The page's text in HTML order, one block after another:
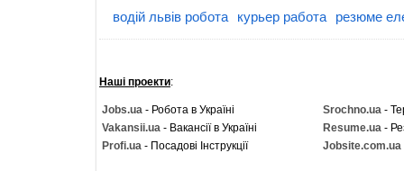
водій львів робота
курьер работа резюме
Наші проекти:
Jobs.ua - Робота в Україні Srochno.ua -
Vakansii.ua - Вакансії в Україні Resume.ua -
Profi.ua - Посадові Інструкції Jobsite.com.ua